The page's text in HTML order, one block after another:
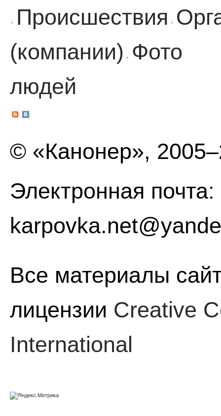
· Происшествия ·
(компании)
·
Фото
людей
© «Канонер»,
Электронная почта:
Все материалы
лицензии Creative
International